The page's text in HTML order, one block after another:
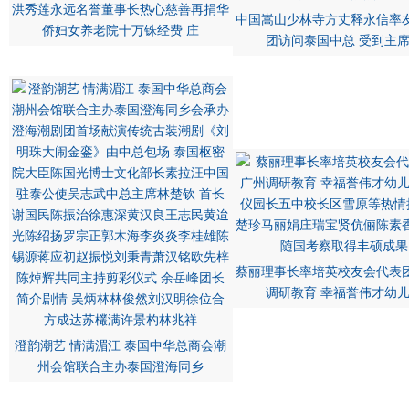
洪秀莲永远名誉董事长热心慈善再捐华
侨妇女养老院十万铢经费 庄
中国嵩山少林寺方丈释永信率
团访问泰国中总 受到主
澄韵潮艺 情满湄江 泰国中华总商会潮
州会馆联合主办泰国澄海同乡
蔡丽理事长率培英校友会代表
调研教育 幸福誉伟才幼